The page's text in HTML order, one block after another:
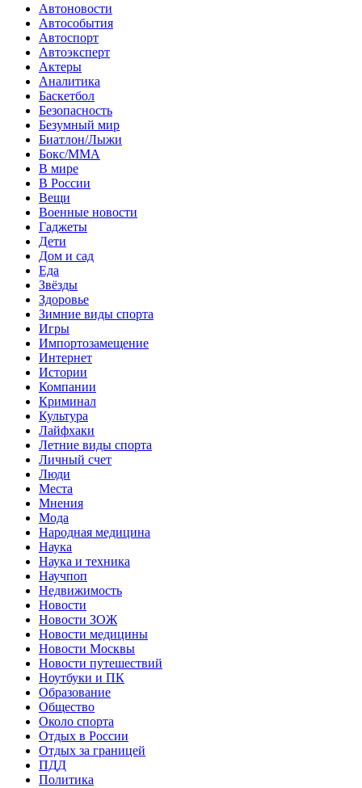
Автоновости
Автособытия
Автоспорт
Автоэксперт
Актеры
Аналитика
Баскетбол
Безопасность
Безумный мир
Биатлон/Лыжи
Бокс/MMA
В мире
В России
Вещи
Военные новости
Гаджеты
Дети
Дом и сад
Еда
Звёзды
Здоровье
Зимние виды спорта
Игры
Импортозамещение
Интернет
Истории
Компании
Криминал
Культура
Лайфхаки
Летние виды спорта
Личный счет
Люди
Места
Мнения
Мода
Народная медицина
Наука
Наука и техника
Научпоп
Недвижимость
Новости
Новости ЗОЖ
Новости медицины
Новости Москвы
Новости путешествий
Ноутбуки и ПК
Образование
Общество
Около спорта
Отдых в России
Отдых за границей
ПДД
Политика